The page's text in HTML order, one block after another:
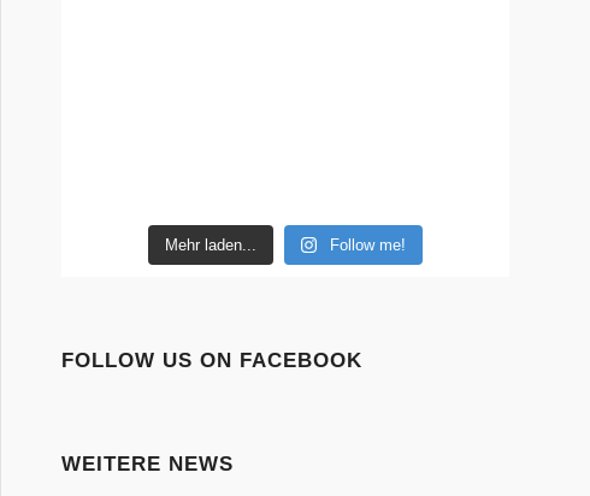
Mehr laden... Follow me!
FOLLOW US ON FACEBOOK
WEITERE NEWS